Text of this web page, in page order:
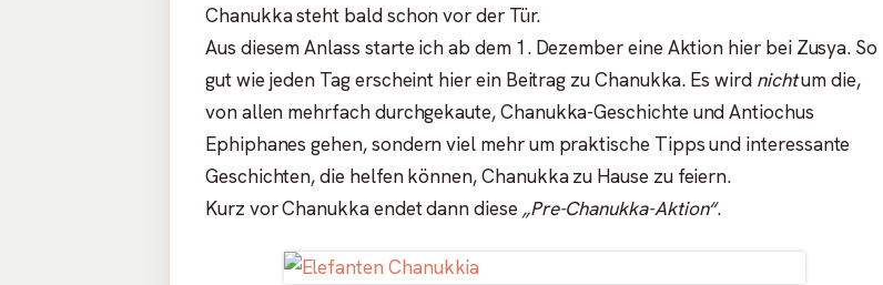
Chanukka steht bald schon vor der Tür.
Aus diesem Anlass starte ich ab dem 1. Dezember eine Aktion hier bei Zusya. So
gut wie jeden Tag erscheint hier ein Beitrag zu Chanukka. Es wird nichtum die,
von allen mehrfach durchgekaute, Chanukka-Geschichte und Antiochus
Ephiphanes gehen, sondern viel mehr um praktische Tipps und interessante
Geschichten, die helfen können, Chanukka zu Hause zu feiern.
Kurz vor Chanukka endet dann diese „Pre-Chanukka-Aktion“.